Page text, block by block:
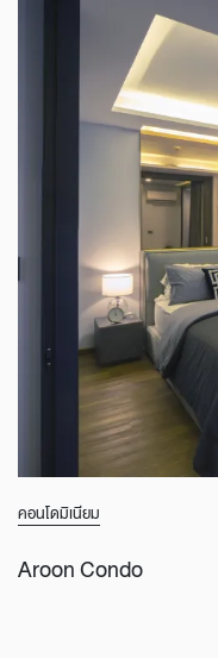
คอนโดมิเนียม
Aroon Condo